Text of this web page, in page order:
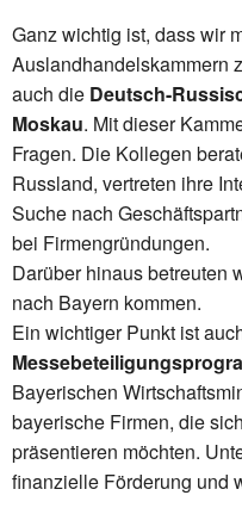
Ganz wichtig ist, dass wir
Auslandhandelskammern
auch die Deutsch-
Moskau. Mit dieser
Fragen. Die Kollegen
Russland, vertreten ihre
Suche nach
bei Firmengründungen.
Darüber hinaus betreuten
nach Bayern kommen.
Ein wichtiger Punkt ist
Bayerischen
bayerische Firmen, die
präsentieren möchten.
finanzielle Förderung und